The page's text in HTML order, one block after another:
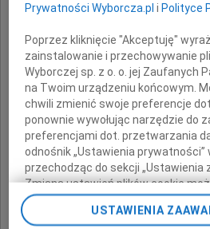
z Instytutu
Prywatności Wyborcza.pl i Polityce
Poprzez kliknięcie "Akceptuję"
zainstalowanie i przechowywanie
Wyborczej sp. z o. o. jej Zaufanych
na Twoim urządzeniu końcowym.
chwili zmienić swoje preferencje
ponownie wywołując narzędzie do
preferencjami dot. przetwarzania
odnośnik „Ustawienia
przechodząc do sekcji „Ustawienia
Zmiana ustawień plików cookie
pomocą ustawień przeglądarki.
USTAWIENIA